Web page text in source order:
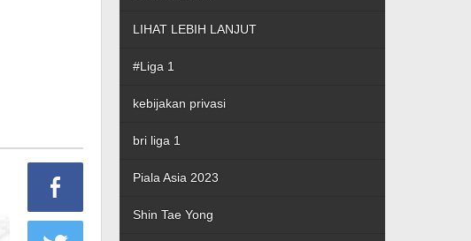
LIHAT LEBIH LANJUT
#Liga 1
kebijakan privasi
bri liga 1
Piala Asia 2023
Shin Tae Yong